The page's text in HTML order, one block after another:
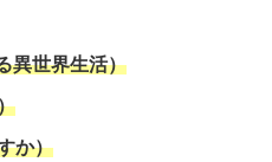
異世界生活）
か）